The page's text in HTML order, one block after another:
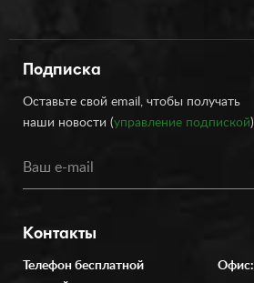
Подписка
Оставьте свой email, чтобы получать
наши новости (управление подпиской)
Контакты
Телефон бесплатной
Офис: